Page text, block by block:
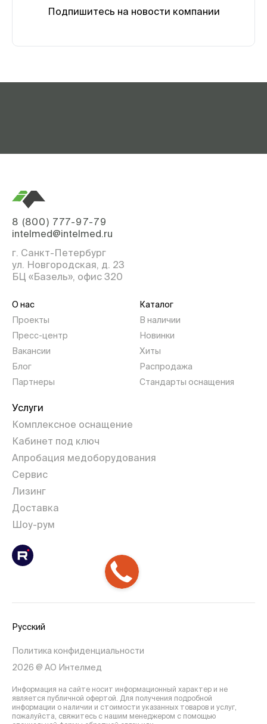
Подпишитесь на новости компании
8 (800) 777-97-79
intelmed@intelmed.ru
г. Санкт-Петербург
ул. Новгородская, д. 23
БЦ «Базель», офис 320
О нас
Проекты
Пресс-центр
Вакансии
Блог
Партнеры
Каталог
В наличии
Новинки
Хиты
Распродажа
Стандарты оснащения
Услуги
Комплексное оснащение
Кабинет под ключ
Апробация медоборудования
Сервис
Лизинг
Доставка
Шоу-рум
Русский
Политика конфиденциальности
2026 @ АО Интелмед
Информация на сайте носит информационный характер и не
является публичной офертой. Для получения подробной
информации о наличии и стоимости указанных товаров и услуг,
пожалуйста, свяжитесь с нашим менеджером с помощью